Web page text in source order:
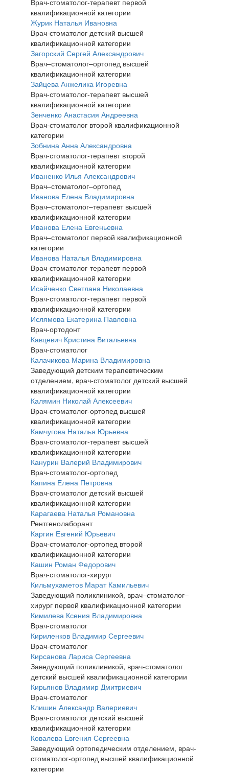
Врач-стоматолог-терапевт первой
квалификационной категории
Журик Наталья Ивановна
Врач-стоматолог детский высшей
квалификационной категории
Загорский Сергей Александрович
Врач–стоматолог–ортопед высшей
квалификационной категории
Зайцева Анжелика Игоревна
Врач-стоматолог-терапевт высшей
квалификационной категории
Зенченко Анастасия Андреевна
Врач-стоматолог второй квалификационной
категории
Зобнина Анна Александровна
Врач-стоматолог-терапевт второй
квалификационной категории
Иваненко Илья Александрович
Врач–стоматолог–ортопед
Иванова Елена Владимировна
Врач–стоматолог–терапевт высшей
квалификационной категории
Иванова Елена Евгеньевна
Врач–стоматолог первой квалификационной
категории
Иванова Наталья Владимировна
Врач-стоматолог-терапевт первой
квалификационной категории
Исайченко Светлана Николаевна
Врач-стоматолог-терапевт первой
квалификационной категории
Ислямова Екатерина Павловна
Врач-ортодонт
Кавцевич Кристина Витальевна
Врач-стоматолог
Калачикова Марина Владимировна
Заведующий детским терапевтическим
отделением, врач-стоматолог детский высшей
квалификационной категории
Калямин Николай Алексеевич
Врач-стоматолог-ортопед высшей
квалификационной категории
Камчугова Наталья Юрьевна
Врач-стоматолог-терапевт высшей
квалификационной категории
Канурин Валерий Владимирович
Врач-стоматолог-ортопед
Капина Елена Петровна
Врач-стоматолог детский высшей
квалификационной категории
Карагаева Наталья Романовна
Рентгенолаборант
Каргин Евгений Юрьевич
Врач-стоматолог-ортопед второй
квалификационной категории
Кашин Роман Федорович
Врач-стоматолог-хирург
Кильмухаметов Марат Камильевич
Заведующий поликлиникой, врач–стоматолог–
хирург первой квалификационной категории
Кимилева Ксения Владимировна
Врач-стоматолог
Кириленков Владимир Сергеевич
Врач-стоматолог
Кирсанова Лариса Сергеевна
Заведующий поликлиникой, врач-стоматолог
детский высшей квалификационной категории
Кирьянов Владимир Дмитриевич
Врач-стоматолог
Клишин Александр Валериевич
Врач-стоматолог детский высшей
квалификационной категории
Ковалева Евгения Сергеевна
Заведующий ортопедическим отделением, врач-
стоматолог-ортопед высшей квалификационной
категории